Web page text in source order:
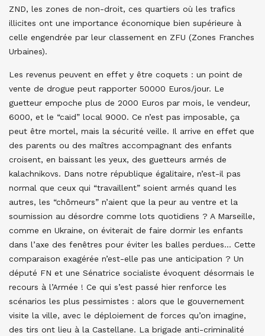
ZND, les zones de non-droit, ces quartiers où les trafics
illicites ont une importance économique bien supérieure à
celle engendrée par leur classement en ZFU (Zones Franches
Urbaines).
Les revenus peuvent en effet y être coquets : un point de
vente de drogue peut rapporter 50000 Euros/jour. Le
guetteur empoche plus de 2000 Euros par mois, le vendeur,
6000, et le “caïd” local 9000. Ce n’est pas imposable, ça
peut être mortel, mais la sécurité veille. Il arrive en effet que
des parents ou des maîtres accompagnant des enfants
croisent, en baissant les yeux, des guetteurs armés de
kalachnikovs. Dans notre république égalitaire, n’est-il pas
normal que ceux qui “travaillent” soient armés quand les
autres, les “chômeurs” n’aient que la peur au ventre et la
soumission au désordre comme lots quotidiens ? A Marseille,
comme en Ukraine, on éviterait de faire dormir les enfants
dans l’axe des fenêtres pour éviter les balles perdues… Cette
comparaison exagérée n’est-elle pas une anticipation ? Un
député FN et une Sénatrice socialiste évoquent désormais le
recours à l’Armée ! Ce qui s’est passé hier renforce les
scénarios les plus pessimistes : alors que le gouvernement
visite la ville, avec le déploiement de forces qu’on imagine,
des tirs ont lieu à la Castellane. La brigade anti-criminalité